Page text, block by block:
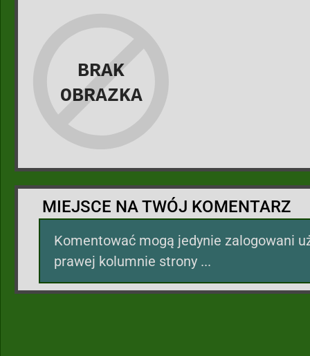
MIEJSCE NA TWÓJ KOMENTARZ
Komentować mogą jedynie zalogowani
prawej kolumnie strony ...